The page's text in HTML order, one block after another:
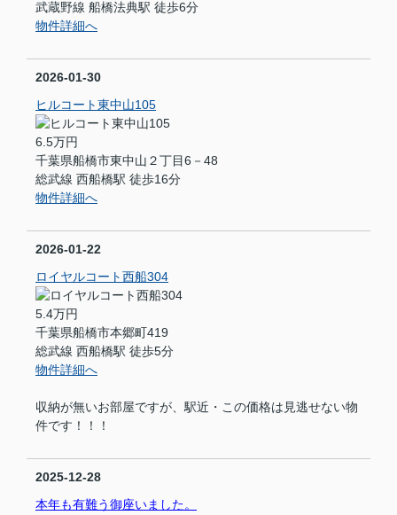
武蔵野線 船橋法典駅 徒歩6分
物件詳細へ
2026-01-30
ヒルコート東中山105
6.5万円
千葉県船橋市東中山２丁目6－48
総武線 西船橋駅 徒歩16分
物件詳細へ
2026-01-22
ロイヤルコート西船304
5.4万円
千葉県船橋市本郷町419
総武線 西船橋駅 徒歩5分
物件詳細へ
収納が無いお部屋ですが、駅近・この価格は見逃せない物
件です！！！
2025-12-28
本年も有難う御座いました。